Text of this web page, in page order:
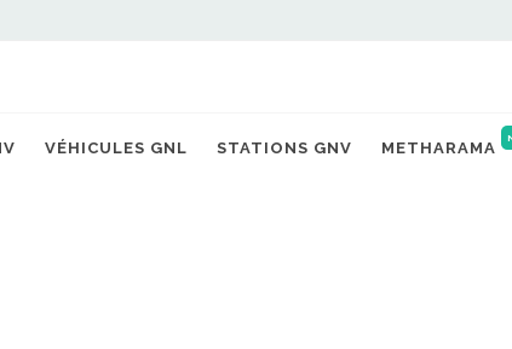
VÉHICULES GNL STATIONS GNV METHARAMA
les déchets de 2 500
en gaz renouvelable